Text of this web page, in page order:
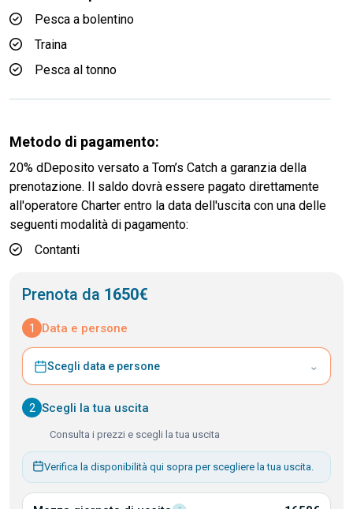
Pesca a bolentino
Traina
Pesca al tonno
Metodo di pagamento:
20% dDeposito versato a Tom’s Catch a garanzia della
prenotazione. Il saldo dovrà essere pagato direttamente
all'operatore Charter entro la data dell'uscita con una delle
seguenti modalità di pagamento:
Contanti
Prenota da 1650€
1 Data e persone
Scegli data e persone ⌄
2 Scegli la tua uscita
Consulta i prezzi e scegli la tua uscita
Verifica la disponibilità qui sopra per scegliere la tua uscita.